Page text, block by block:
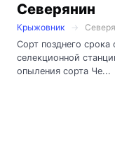
Северянин
Крыжовник
Сорт позднего срока
селекционной
опыления сорта Че...